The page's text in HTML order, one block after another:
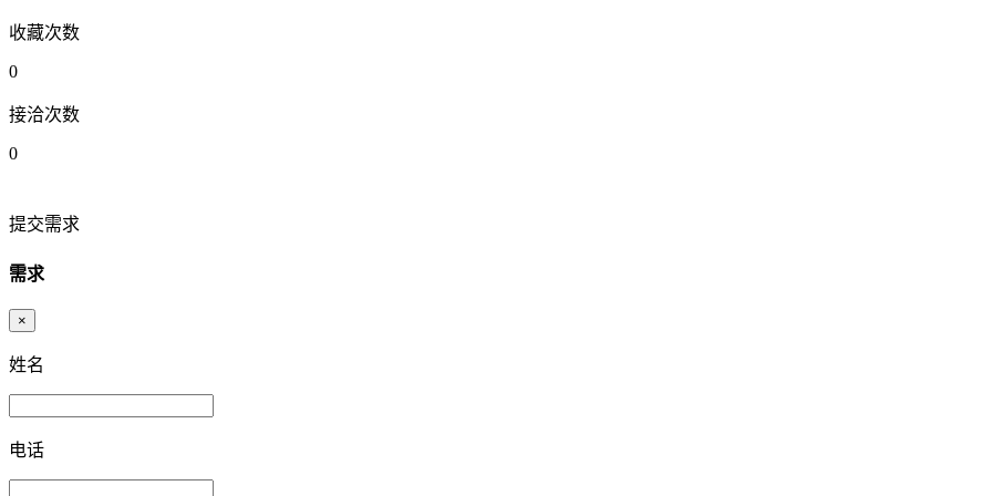
收藏次数
0
接洽次数
0
提交需求
需求
×
姓名
电话